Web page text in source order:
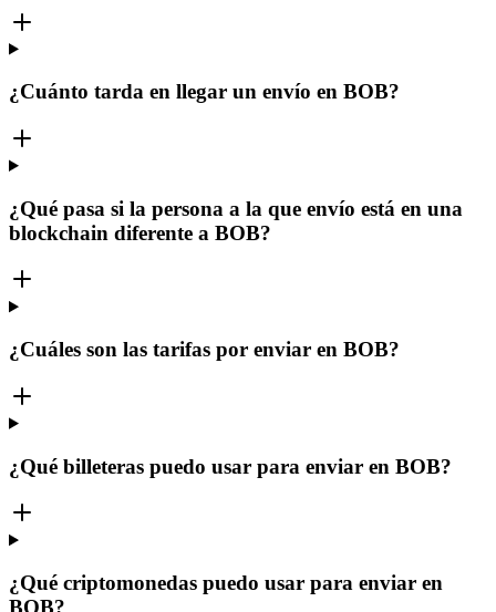
¿Cuánto tarda en llegar un envío en BOB?
¿Qué pasa si la persona a la que envío está en una
blockchain diferente a BOB?
¿Cuáles son las tarifas por enviar en BOB?
¿Qué billeteras puedo usar para enviar en BOB?
¿Qué criptomonedas puedo usar para enviar en
BOB?